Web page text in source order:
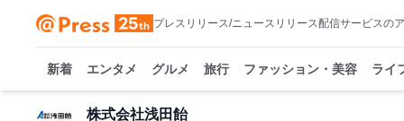
プレスリリース/ニュースリリース配信サービスの
新着 エンタメ グルメ 旅行 ファッション・美容 ライ
株式会社浅田飴